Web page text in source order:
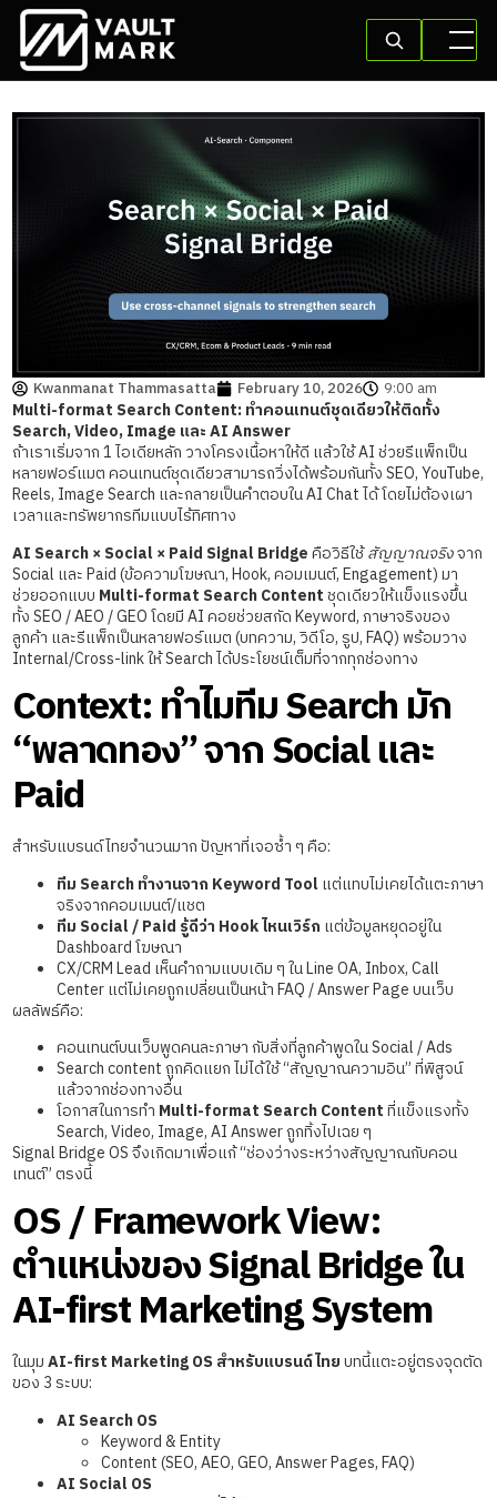
Kwanmanat Thammasatta February 10, 2026 9:00 am
Multi-format Search Content: ทำคอนเทนต์ชุดเดียวให้ติดทั้ง
Search, Video, Image และ AI Answer
ถ้าเราเริ่มจาก 1 ไอเดียหลัก วางโครงเนื้อหาให้ดี แล้วใช้ AI ช่วยรีแพ็กเป็น
หลายฟอร์แมต คอนเทนต์ชุดเดียวสามารถวิ่งได้พร้อมกันทั้ง SEO, YouTube,
Reels, Image Search และกลายเป็นคำตอบใน AI Chat ได้ โดยไม่ต้องเผา
เวลาและทรัพยากรทีมแบบไร้ทิศทาง
AI Search × Social × Paid Signal Bridgeคือวิธีใช้สัญญาณจริงจาก
Social และ Paid (ข้อความโฆษณา, Hook, คอมเมนต์, Engagement) มา
ช่วยออกแบบ Multi-format Search Contentชุดเดียวให้แข็งแรงขึ้น
ทั้ง SEO / AEO / GEO โดยมี AI คอยช่วยสกัด Keyword, ภาษาจริงของ
ลูกค้า และรีแพ็กเป็นหลายฟอร์แมต (บทความ, วิดีโอ, รูป, FAQ) พร้อมวาง
Internal/Cross-link ให้ Search ได้ประโยชน์เต็มที่จากทุกช่องทาง
Context: ทำไมทีม Search มัก
“พลาดทอง” จาก Social และ
Paid
สำหรับแบรนด์ไทยจำนวนมาก ปัญหาที่เจอซ้ำ ๆ คือ:
ทีม Search ทำงานจาก Keyword Tool แต่แทบไม่เคยได้แตะภาษา
จริงจากคอมเมนต์/แชต
ทีม Social / Paid รู้ดีว่า Hook ไหนเวิร์ก แต่ข้อมูลหยุดอยู่ใน
Dashboard โฆษณา
CX/CRM Lead เห็นคำถามแบบเดิม ๆ ใน Line OA, Inbox, Call
Center แต่ไม่เคยถูกเปลี่ยนเป็นหน้า FAQ / Answer Page บนเว็บ
ผลลัพธ์คือ:
คอนเทนต์บนเว็บพูดคนละภาษา กับสิ่งที่ลูกค้าพูดใน Social / Ads
Search content ถูกคิดแยก ไม่ได้ใช้ “สัญญาณความอิน” ที่พิสูจน์
แล้วจากช่องทางอื่น
โอกาสในการทำ Multi-format Search Contentที่แข็งแรงทั้ง
Search, Video, Image, AI Answer ถูกทิ้งไปเฉย ๆ
Signal Bridge OS จึงเกิดมาเพื่อแก้ “ช่องว่างระหว่างสัญญาณกับคอน
เทนต์” ตรงนี้
OS / Framework View:
ตำแหน่งของ Signal Bridge ใน
AI-first Marketing System
ในมุมAI-first Marketing OS สำหรับแบรนด์ไทยบทนี้แตะอยู่ตรงจุดตัด
ของ 3 ระบบ:
AI Search OS
Keyword & Entity
Content (SEO, AEO, GEO, Answer Pages, FAQ)
AI Social OS